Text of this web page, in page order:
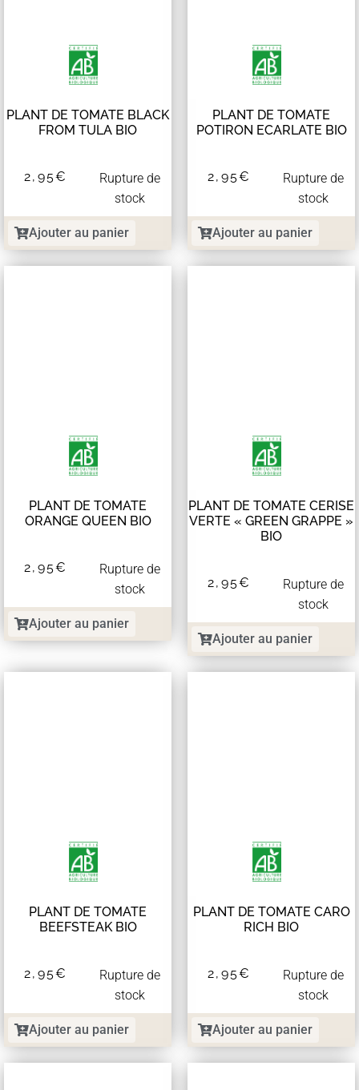
PLANT DE TOMATE BLACK
FROM TULA BIO
2,95€
Rupture de
stock
Ajouter au panier
PLANT DE TOMATE
POTIRON ECARLATE BIO
2,95€
Rupture de
stock
Ajouter au panier
PLANT DE TOMATE
ORANGE QUEEN BIO
2,95€
Rupture de
stock
Ajouter au panier
PLANT DE TOMATE CERISE
VERTE « GREEN GRAPPE »
BIO
2,95€
Rupture de
stock
Ajouter au panier
PLANT DE TOMATE
BEEFSTEAK BIO
2,95€
Rupture de
stock
Ajouter au panier
PLANT DE TOMATE CARO
RICH BIO
2,95€
Rupture de
stock
Ajouter au panier